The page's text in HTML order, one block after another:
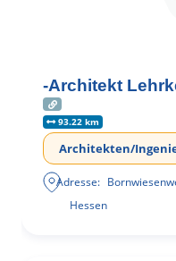
-Architekt
93.22 km
Architekten/
Adresse:
Hessen